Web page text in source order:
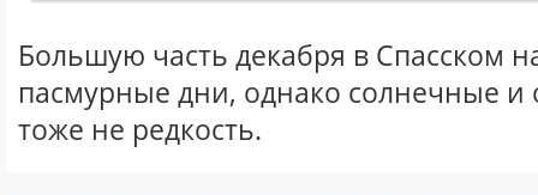
Большую часть декабря в Спасском
пасмурные дни, однако солнечные
тоже не редкость.